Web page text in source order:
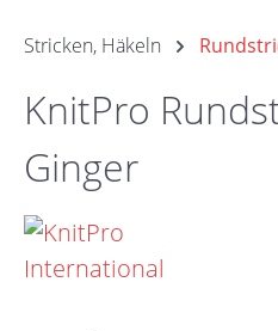
Stricken, Häkeln
KnitPro
Ginger